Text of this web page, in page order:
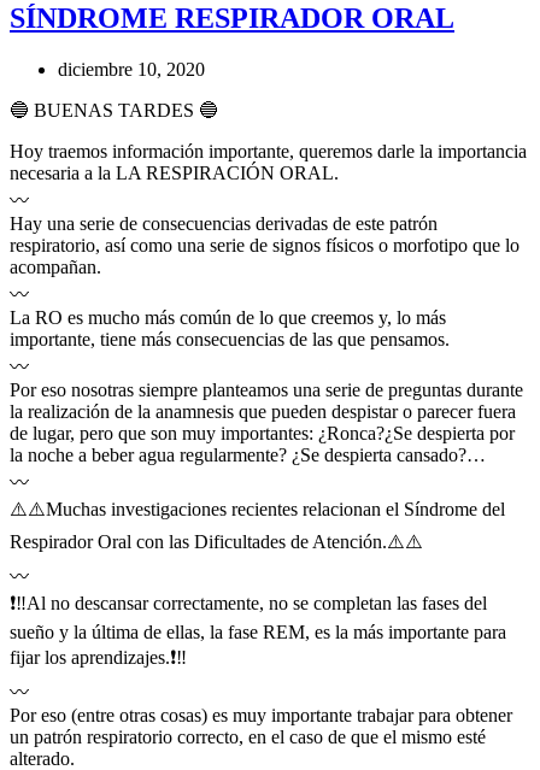
SÍNDROME RESPIRADOR ORAL
diciembre 10, 2020
🔵 BUENAS TARDES 🔵
Hoy traemos información importante, queremos darle la importancia
necesaria a la LA RESPIRACIÓN ORAL.
〰️
Hay una serie de consecuencias derivadas de este patrón
respiratorio, así como una serie de signos físicos o morfotipo que lo
acompañan.
〰️
La RO es mucho más común de lo que creemos y, lo más
importante, tiene más consecuencias de las que pensamos.
〰️
Por eso nosotras siempre planteamos una serie de preguntas durante
la realización de la anamnesis que pueden despistar o parecer fuera
de lugar, pero que son muy importantes: ¿Ronca?¿Se despierta por
la noche a beber agua regularmente? ¿Se despierta cansado?…
〰️
⚠️⚠️Muchas investigaciones recientes relacionan el Síndrome del
Respirador Oral con las Dificultades de Atención.⚠️⚠️
〰️
❗‼️Al no descansar correctamente, no se completan las fases del
sueño y la última de ellas, la fase REM, es la más importante para
fijar los aprendizajes.❗‼️
〰️
Por eso (entre otras cosas) es muy importante trabajar para obtener
un patrón respiratorio correcto, en el caso de que el mismo esté
alterado.